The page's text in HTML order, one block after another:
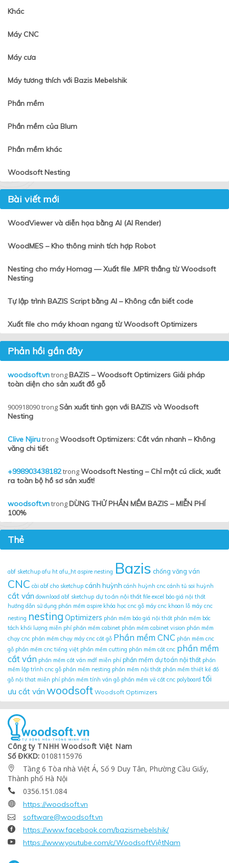
Khác
Máy CNC
Máy cưa
Máy tương thích với Bazis Mebelshik
Phần mềm
Phần mềm của Blum
Phần mềm khác
Woodsoft Nesting
Bài viết mới
WoodViewer và diễn họa bằng AI (AI Render)
WoodMES – Kho thông minh tích hợp Robot
Nesting cho máy Homag — Xuất file .MPR thẳng từ Woodsoft
Nesting
Tự lập trình BAZIS Script bằng AI – Không cần biết code
Xuất file cho máy khoan ngang từ Woodsoft Optimizers
Phản hồi gần đây
woodsoft.vntrongBAZIS – Woodsoft Optimizers Giải pháp
toàn diện cho sản xuất đồ gỗ
900918090trongSản xuất tinh gọn với BAZIS và Woodsoft
Nesting
Clive NjirutrongWoodsoft Optimizers: Cắt ván nhanh – Không
văng chi tiết
+998903438182trongWoodsoft Nesting – Chỉ một cú click, xuất
ra toàn bộ hồ sơ sản xuất!
woodsoft.vntrongDÙNG THỬ PHẦN MỀM BAZIS – MIỄN PHÍ
100%
Thẻ
abf sketchup afu ht afu_ht aspire nesting Bazis chống văng ván
CNC cài abf cho sketchup cánh huỳnh cánh huỳnh cnc cánh tủ soi huỳnh
cắt ván download abf sketchup dự toán nội thất file excel báo giá nội thất
hướng dẫn sử dụng phần mềm aspire khóa học cnc gỗ máy cnc khoan lỗ máy cnc
nesting nesting Optimizers phần mềm báo giá nội thất phần mềm bóc
tách khối lượng miễn phí phần mềm cabinet phần mềm cabinet vision phần mềm
chạy cnc phần mềm chạy máy cnc cắt gỗ Phần mềm CNC phần mềm cnc
gỗ phần mềm cnc tiếng việt phần mềm cutting phần mềm cắt cnc phần mềm
cắt ván phần mềm cắt ván mdf miễn phí phần mềm dự toán nội thất phần
mềm lập trình cnc gỗ phần mềm nesting phần mềm nội thất phần mềm thiết kế đồ
gỗ nội that miễn phí phần mềm tính ván gỗ phần mềm vẽ cắt cnc polyboard tối
ưu cắt ván woodsoft Woodsoft Optimizers
Công ty TNHH Woodsoft Việt Nam
Số ĐKKD: 0108115976

Tầng 6 Tòa nhà Việt Á, Số 9 Duy Tân, Phường Cầu Giấy,
Thành phố Hà Nội
 0356.151.084
 https://woodsoft.vn
 software@woodsoft.vn
 https://www.facebook.com/bazismebelshik/
 https://www.youtube.com/c/WoodsoftViệtNam